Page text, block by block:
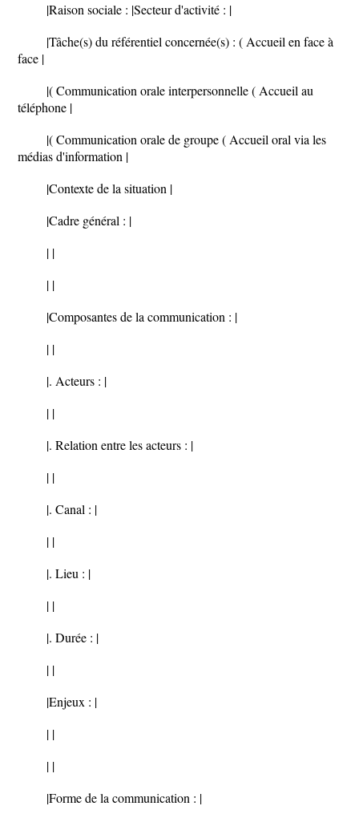
|Raison sociale : |Secteur d'activité : |
|Tâche(s) du référentiel concernée(s) : ( Accueil en face à
face |
|( Communication orale interpersonnelle ( Accueil au
téléphone |
|( Communication orale de groupe ( Accueil oral via les
médias d'information |
|Contexte de la situation |
|Cadre général : |
| |
| |
|Composantes de la communication : |
| |
|. Acteurs : |
| |
|. Relation entre les acteurs : |
| |
|. Canal : |
| |
|. Lieu : |
| |
|. Durée : |
| |
|Enjeux : |
| |
| |
|Forme de la communication : |